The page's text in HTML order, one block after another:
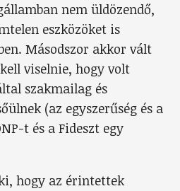
nem üldözendő,
eszközöket is
Másodszor akkor vált
viselnie, hogy volt
szakmailag és
(az egyszerűség és a
t és a Fideszt egy
hogy az érintettek